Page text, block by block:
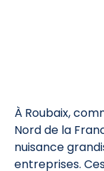
À Roubaix,
Nord de la
nuisance
entreprises.